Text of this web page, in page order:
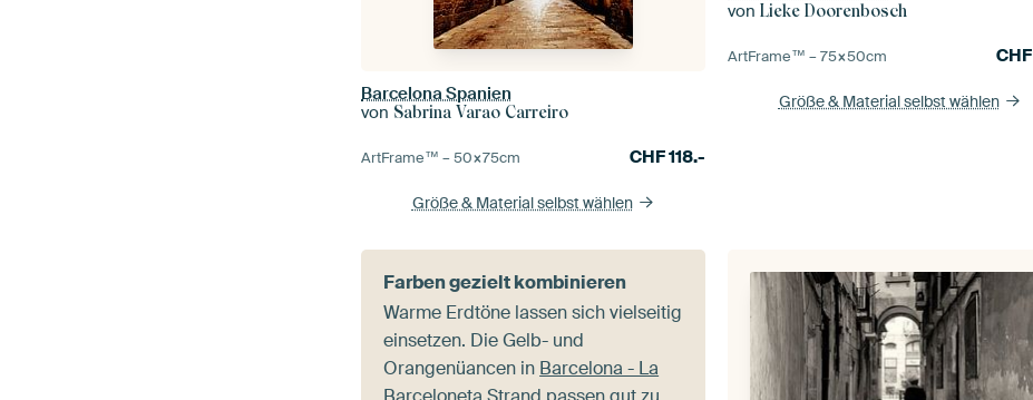
Barcelona Spanien
von Sabrina Varao Carreiro
ArtFrame™ –50×75cm CHF118.-
Größe & Material selbst wählen
vonLieke Doorenbosch
ArtFrame™ –75×50cm CHF
Größe & Material selbst wählen
Farben gezielt kombinieren
Warme Erdtöne lassen sich vielseitig
einsetzen. Die Gelb- und
Orangenüancen in Barcelona - La